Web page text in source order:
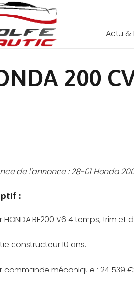
Actu &
200
de l'annonce :28-01 Honda
:
HONDA BF200 V6 4 temps, trim et
constructeur 10 ans.
commande mécanique : 24 539 €